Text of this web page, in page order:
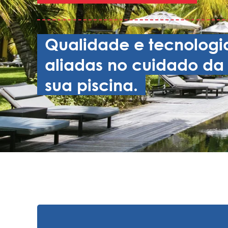
Qualidade e
aliadas no cuidado da
sua piscina.